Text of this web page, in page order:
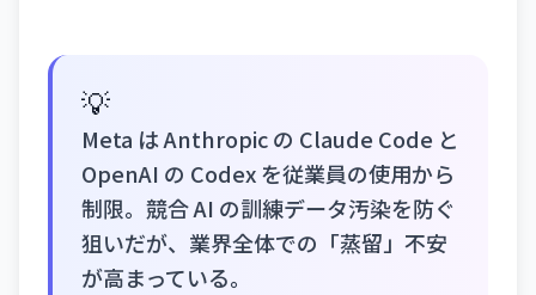
💡
Meta は Anthropic の Claude Code と
OpenAI の Codex を従業員の使用から
制限。競合 AI の訓練データ汚染を防ぐ
狙いだが、業界全体での「蒸留」不安
が高まっている。